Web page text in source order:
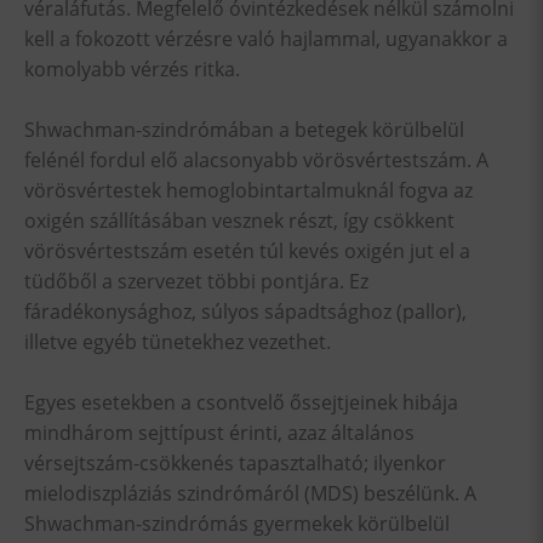
véraláfutás. Megfelelő óvintézkedések nélkül számolni
kell a fokozott vérzésre való hajlammal, ugyanakkor a
komolyabb vérzés ritka.
Shwachman-szindrómában a betegek körülbelül
felénél fordul elő alacsonyabb vörösvértestszám. A
vörösvértestek hemoglobintartalmuknál fogva az
oxigén szállításában vesznek részt, így csökkent
vörösvértestszám esetén túl kevés oxigén jut el a
tüdőből a szervezet többi pontjára. Ez
fáradékonysághoz, súlyos sápadtsághoz (pallor),
illetve egyéb tünetekhez vezethet.
Egyes esetekben a csontvelő őssejtjeinek hibája
mindhárom sejttípust érinti, azaz általános
vérsejtszám-csökkenés tapasztalható; ilyenkor
mielodiszpláziás szindrómáról (MDS) beszélünk. A
Shwachman-szindrómás gyermekek körülbelül